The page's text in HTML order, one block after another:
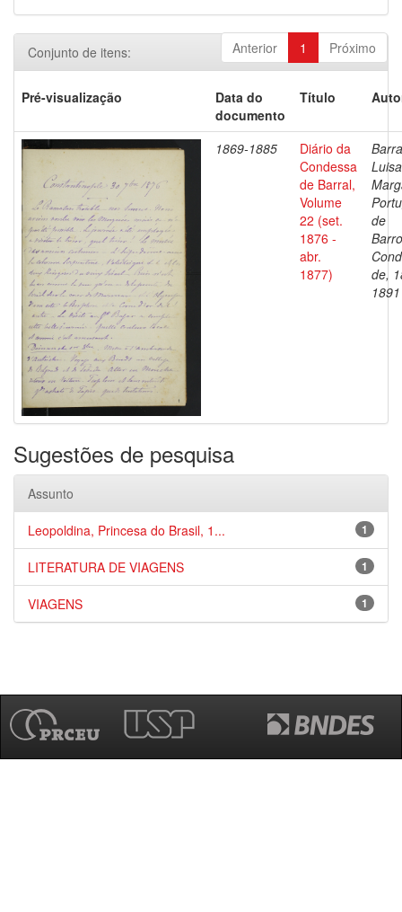
Anterior 1 Próximo
Conjunto de itens:
Pré-visualização
Data do
documento
Título
1869-1885
Diário da
Condessa
de Barral,
Volume
22 (set.
1876 -
abr.
1877)
Luisa
de
de,
1891
Sugestões de pesquisa
Assunto
1
Leopoldina, Princesa do Brasil, 1...
1
LITERATURA DE VIAGENS
1
VIAGENS